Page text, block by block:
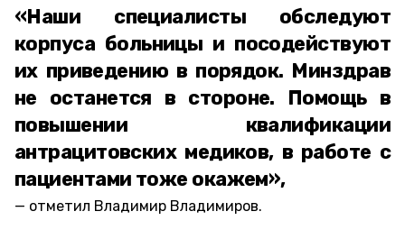
«Наши специалисты обследуют
корпуса больницы и посодействуют
их приведению в порядок. Минздрав
не останется в стороне. Помощь в
повышении квалификации
антрацитовских медиков, в работе с
пациентами тоже окажем»,
отметил Владимир Владимиров.